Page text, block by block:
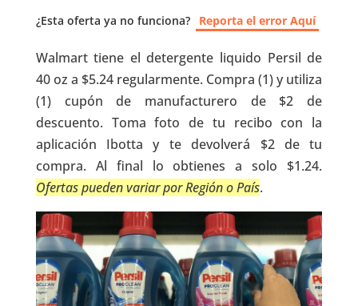
¿Esta oferta ya no funciona? Reporta el error Aquí
Walmart tiene el detergente liquido Persil de
40 oz a $5.24 regularmente. Compra (1) y utiliza
(1) cupón de manufacturero de $2 de
descuento. Toma foto de tu recibo con la
aplicación Ibotta y te devolverá $2 de tu
compra. Al final lo obtienes a solo $1.24.
Ofertas pueden variar por Región o País.